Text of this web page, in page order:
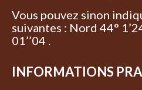
Vous pouvez sinon
suivantes : Nord 44°
01’’04 .
INFORMATIONS